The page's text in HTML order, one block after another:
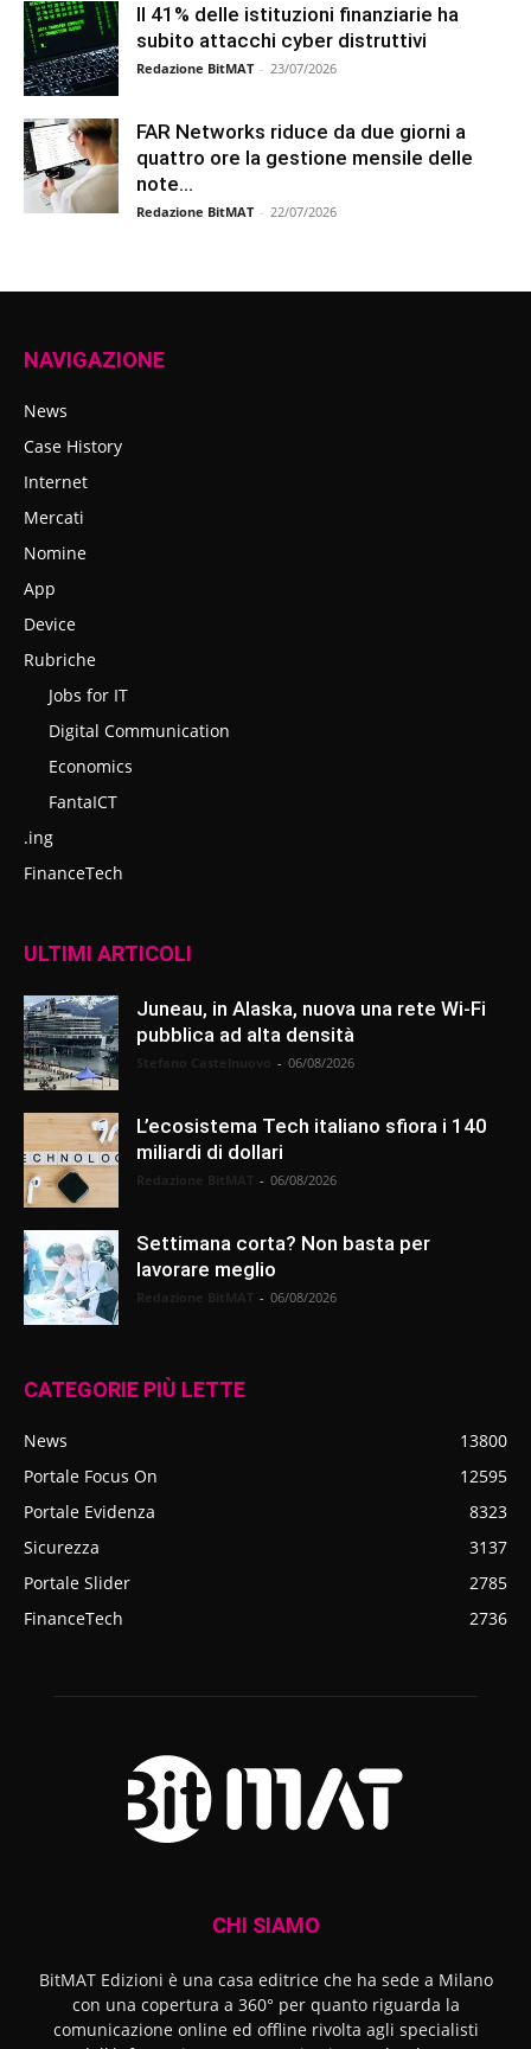
Il 41% delle istituzioni finanziarie ha
subito attacchi cyber distruttivi
Redazione BitMAT - 23/07/2026
FAR Networks riduce da due giorni a
quattro ore la gestione mensile delle
note...
Redazione BitMAT - 22/07/2026
NAVIGAZIONE
News
Case History
Internet
Mercati
Nomine
App
Device
Rubriche
Jobs for IT
Digital Communication
Economics
FantaICT
.ing
FinanceTech
ULTIMI ARTICOLI
Juneau, in Alaska, nuova una rete Wi-Fi
pubblica ad alta densità
- 06/08/2026
L’ecosistema Tech italiano sfiora i 140
miliardi di dollari
- 06/08/2026
Settimana corta? Non basta per
lavorare meglio
- 06/08/2026
CATEGORIE PIÙ LETTE
News
13800
Portale Focus On
12595
Portale Evidenza
8323
Sicurezza
3137
Portale Slider
2785
FinanceTech
2736
CHI SIAMO
BitMAT Edizioni è una casa editrice che ha sede a Milano
con una copertura a 360° per quanto riguarda la
comunicazione online ed offline rivolta agli specialisti